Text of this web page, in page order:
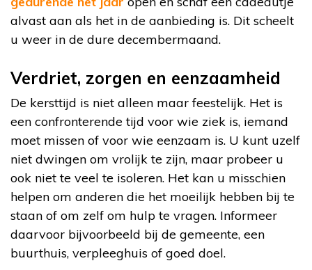
alvast aan als het in de aanbieding is. Dit scheelt
u weer in de dure decembermaand.
Verdriet, zorgen en eenzaamheid
De kersttijd is niet alleen maar feestelijk. Het is
een confronterende tijd voor wie ziek is, iemand
moet missen of voor wie eenzaam is. U kunt uzelf
niet dwingen om vrolijk te zijn, maar probeer u
ook niet te veel te isoleren. Het kan u misschien
helpen om anderen die het moeilijk hebben bij te
staan of om zelf om hulp te vragen. Informeer
daarvoor bijvoorbeeld bij de gemeente, een
buurthuis, verpleeghuis of goed doel.